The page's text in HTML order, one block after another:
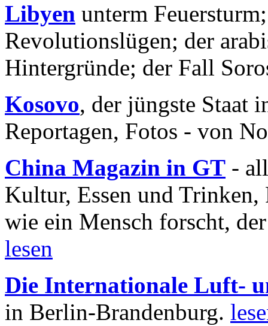
Libyen unterm
Revolutionslügen; der
Hintergründe; der Fall
Kosovo, der jüngste Staat
Reportagen, Fotos - von
China Magazin in GT -
Kultur, Essen und
wie ein Mensch forscht,
lesen
Die Internationale Luft-
in Berlin-Brandenburg.